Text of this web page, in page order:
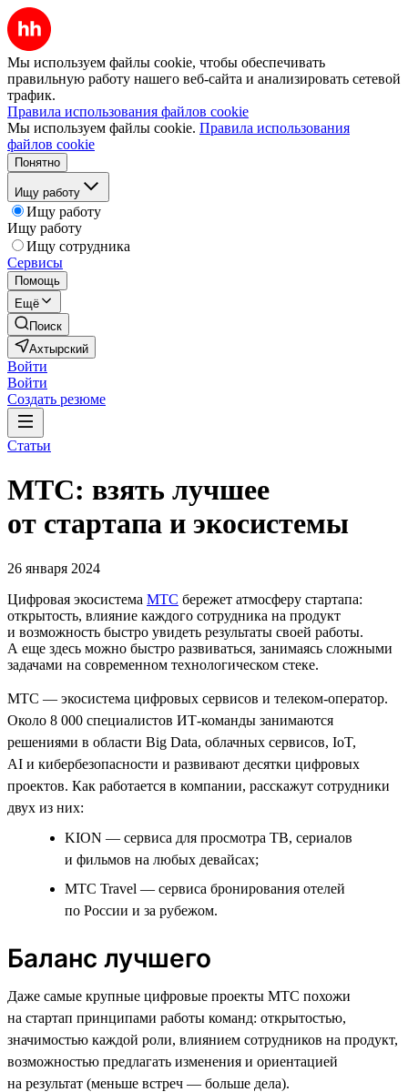
Мы используем файлы cookie, чтобы обеспечивать
правильную работу нашего веб-сайта и анализировать сетевой
трафик.
Правила использования файлов cookie
Мы используем файлы cookie. Правила использования
файлов cookie
Понятно
Ищу работу
Ищу работу
Ищу работу
Ищу сотрудника
Сервисы
Помощь
Ещё
Поиск
Ахтырский
Войти
Войти
Создать резюме
Статьи
МТС: взять лучшее
от стартапа и экосистемы
26 января 2024
Цифровая экосистема МТС бережет атмосферу стартапа:
открытость, влияние каждого сотрудника на продукт
и возможность быстро увидеть результаты своей работы.
А еще здесь можно быстро развиваться, занимаясь сложными
задачами на современном технологическом стеке.
МТС — экосистема цифровых сервисов и телеком-оператор.
Около 8 000 специалистов ИТ-команды занимаются
решениями в области Big Data, облачных сервисов, IoT,
AI и кибербезопасности и развивают десятки цифровых
проектов. Как работается в компании, расскажут сотрудники
двух из них:
KION — сервиса для просмотра ТВ, сериалов
и фильмов на любых девайсах;
МТС Travel — сервиса бронирования отелей
по России и за рубежом.
Баланс лучшего
Даже самые крупные цифровые проекты МТС похожи
на стартап принципами работы команд: открытостью,
значимостью каждой роли, влиянием сотрудников на продукт,
возможностью предлагать изменения и ориентацией
на результат (меньше встреч — больше дела).